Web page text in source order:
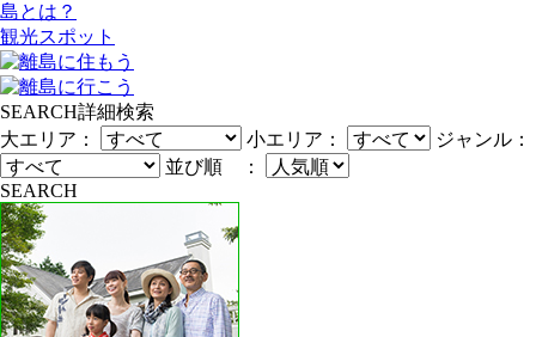
島とは？
観光スポット
SEARCH詳細検索
大エリア：
小エリア：
ジャンル：
並び順 ：
SEARCH